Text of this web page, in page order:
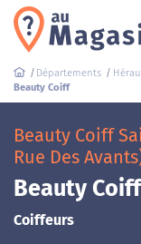
Départements
Beauty Coiff
Beauty Coiff
Rue Des
Beauty Coiff
Coiffeurs